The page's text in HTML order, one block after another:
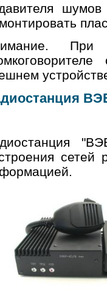
При
сетей